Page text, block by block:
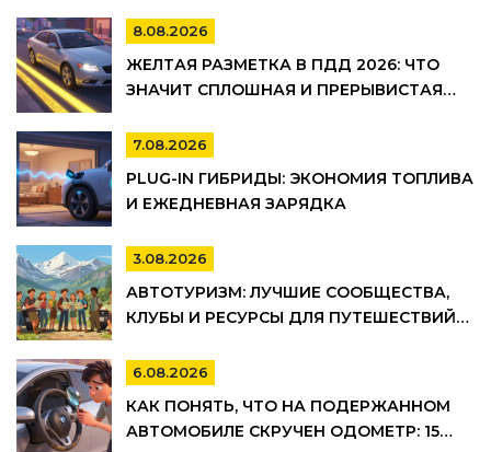
8.08.2026
ЖЕЛТАЯ РАЗМЕТКА В ПДД 2026: ЧТО
ЗНАЧИТ СПЛОШНАЯ И ПРЕРЫВИСТАЯ
ШТРАФЫ
7.08.2026
PLUG-IN ГИБРИДЫ: ЭКОНОМИЯ ТОПЛИВА
И ЕЖЕДНЕВНАЯ ЗАРЯДКА
3.08.2026
АВТОТУРИЗМ: ЛУЧШИЕ СООБЩЕСТВА,
КЛУБЫ И РЕСУРСЫ ДЛЯ ПУТЕШЕСТВИЙ
6.08.2026
КАК ПОНЯТЬ, ЧТО НА ПОДЕРЖАННОМ
АВТОМОБИЛЕ СКРУЧЕН ОДОМЕТР: 15